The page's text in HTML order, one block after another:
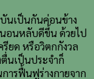
นเป็นกันค่อนข้าง
อนหลับดีขึ้น ด้วยไป
รียด หรือวิตกกังวล
นเป็นประจำก็
การฟื้นฟูร่างกายจาก